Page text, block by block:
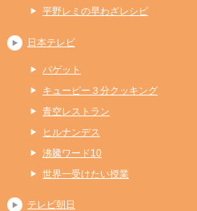
平野レミの早わざレシピ
日本テレビ
バゲット
キューピー３分クッキング
青空レストラン
ヒルナンデス
沸騰ワード10
世界一受けたい授業
テレビ朝日